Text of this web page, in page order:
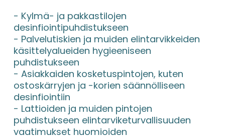
- Kylmä- ja pakkastilojen
desinfiointipuhdistukseen
- Palvelutiskien ja muiden elintarvikkeiden
käsittelyalueiden hygieeniseen
puhdistukseen
- Asiakkaiden kosketuspintojen, kuten
ostoskärryjen ja -korien säännölliseen
desinfiointiin
- Lattioiden ja muiden pintojen
puhdistukseen elintarviketurvallisuuden
vaatimukset huomioiden